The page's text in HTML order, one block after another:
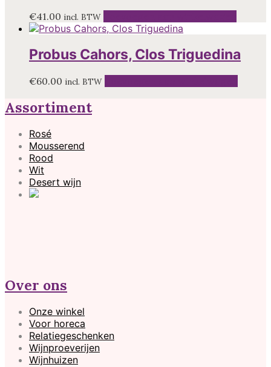
€41.00 incl. BTW
Probus Cahors, Clos Triguedina
€60.00 incl. BTW
Assortiment
Rosé
Mousserend
Rood
Wit
Desert wijn
Over ons
Onze winkel
Voor horeca
Relatiegeschenken
Wijnproeverijen
Wijnhuizen